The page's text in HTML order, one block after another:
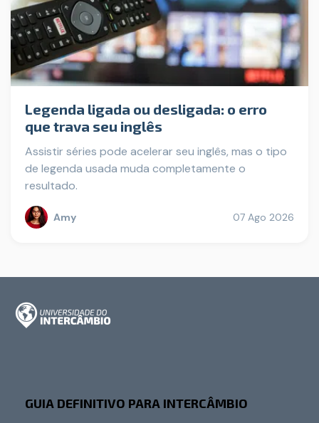
Legenda ligada ou desligada: o erro
que trava seu inglês
Assistir séries pode acelerar seu inglês, mas o tipo
de legenda usada muda completamente o
resultado.
Amy 07 Ago 2026
GUIA DEFINITIVO PARA INTERCÂMBIO